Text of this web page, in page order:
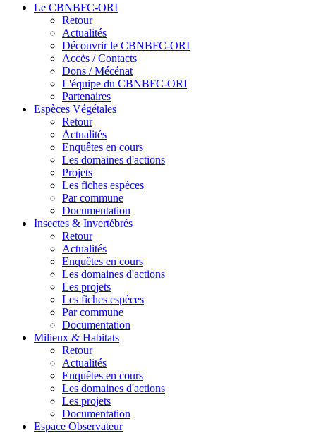
Le CBNBFC-ORI
Retour
Actualités
Découvrir le CBNBFC-ORI
Accès / Contacts
Dons / Mécénat
L'équipe du CBNBFC-ORI
Partenaires
Espèces Végétales
Retour
Actualités
Enquêtes en cours
Les domaines d'actions
Projets
Les fiches espèces
Par commune
Documentation
Insectes & Invertébrés
Retour
Actualités
Enquêtes en cours
Les domaines d'actions
Les projets
Les fiches espèces
Par commune
Documentation
Milieux & Habitats
Retour
Actualités
Enquêtes en cours
Les domaines d'actions
Les projets
Documentation
Espace Observateur